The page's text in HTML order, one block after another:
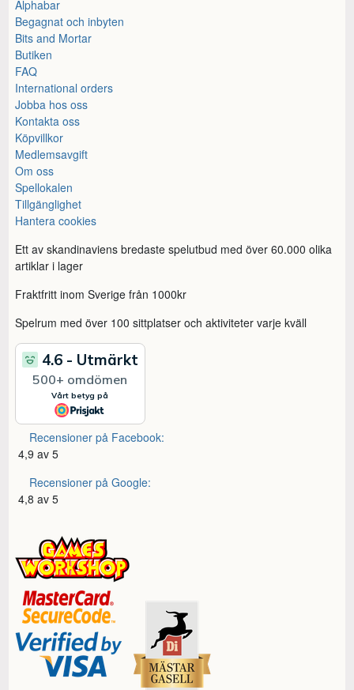
Alphabar
Begagnat och inbyten
Bits and Mortar
Butiken
FAQ
International orders
Jobba hos oss
Kontakta oss
Köpvillkor
Medlemsavgift
Om oss
Spellokalen
Tillgänglighet
Hantera cookies
Ett av skandinaviens bredaste spelutbud med över 60.000 olika
artiklar i lager
Fraktfritt inom Sverige från 1000kr
Spelrum med över 100 sittplatser och aktiviteter varje kväll
Recensioner på Facebook:
4,9 av 5
Recensioner på Google:
4,8 av 5